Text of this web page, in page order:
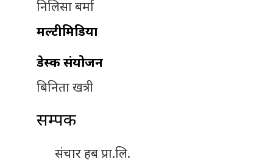
निलिसा बर्मा
मल्टीमिडिया
डेस्क संयोजन
बिनिता खत्री
सम्पर्क
संचार हब प्रा.लि.